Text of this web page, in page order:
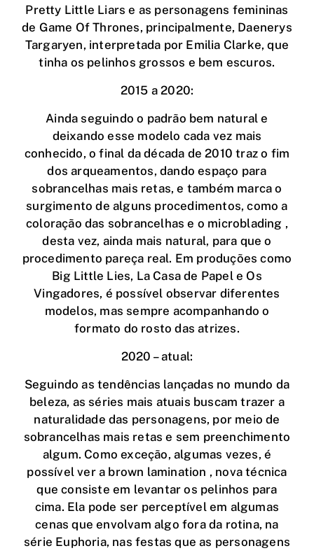
Pretty Little Liars e as personagens femininas
de Game Of Thrones, principalmente, Daenerys
Targaryen, interpretada por Emilia Clarke, que
tinha os pelinhos grossos e bem escuros.
2015 a 2020:
Ainda seguindo o padrão bem natural e
deixando esse modelo cada vez mais
conhecido, o final da década de 2010 traz o fim
dos arqueamentos, dando espaço para
sobrancelhas mais retas, e também marca o
surgimento de alguns procedimentos, como a
coloração das sobrancelhas e o microblading ,
desta vez, ainda mais natural, para que o
procedimento pareça real. Em produções como
Big Little Lies, La Casa de Papel e Os
Vingadores, é possível observar diferentes
modelos, mas sempre acompanhando o
formato do rosto das atrizes.
2020 – atual:
Seguindo as tendências lançadas no mundo da
beleza, as séries mais atuais buscam trazer a
naturalidade das personagens, por meio de
sobrancelhas mais retas e sem preenchimento
algum. Como exceção, algumas vezes, é
possível ver a brown lamination , nova técnica
que consiste em levantar os pelinhos para
cima. Ela pode ser perceptível em algumas
cenas que envolvam algo fora da rotina, na
série Euphoria, nas festas que as personagens